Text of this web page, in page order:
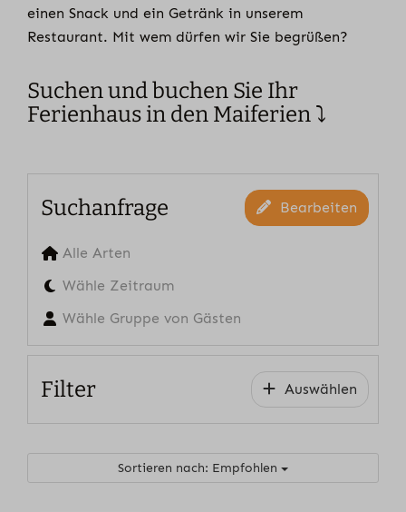
einen Snack und ein Getränk in unserem
Restaurant. Mit wem dürfen wir Sie begrüßen?
Suchen und buchen Sie Ihr
Ferienhaus in den Maiferien ⤵
Suchanfrage Bearbeiten
Alle Arten
Wähle Zeitraum
Wähle Gruppe von Gästen
Filter Auswählen
Sortieren nach: Empfohlen